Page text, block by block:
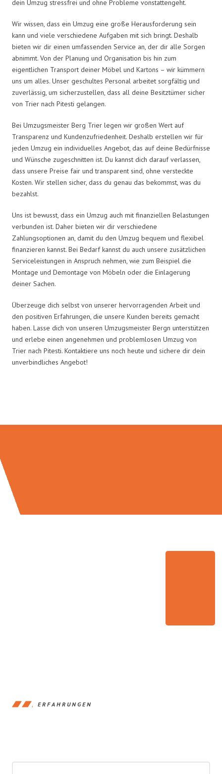
dein Umzug stressfrei und ohne Probleme vonstattengeht.
Wir wissen, dass ein Umzug eine große Herausforderung sein
kann und viele verschiedene Aufgaben mit sich bringt. Deshalb
bieten wir dir einen umfassenden Service an, der dir alle Sorgen
abnimmt. Von der Planung und Organisation bis hin zum
eigentlichen Transport deiner Möbel und Kartons – wir kümmern
uns um alles. Unser geschultes Personal arbeitet sorgfältig und
zuverlässig, um sicherzustellen, dass all deine Besitztümer sicher
von Trier nach Pitesti gelangen.
Bei Umzugsmeister Berg Trier legen wir großen Wert auf
Transparenz und Kundenzufriedenheit. Deshalb erstellen wir für
jeden Umzug ein individuelles Angebot, das auf deine Bedürfnisse
und Wünsche zugeschnitten ist. Du kannst dich darauf verlassen,
dass unsere Preise fair und transparent sind, ohne versteckte
Kosten. Wir stellen sicher, dass du genau das bekommst, was du
bezahlst.
Uns ist bewusst, dass ein Umzug auch mit finanziellen Belastungen
verbunden ist. Daher bieten wir dir verschiedene
Zahlungsoptionen an, damit du den Umzug bequem und flexibel
finanzieren kannst. Bei Bedarf kannst du auch unsere zusätzlichen
Serviceleistungen in Anspruch nehmen, wie zum Beispiel die
Montage und Demontage von Möbeln oder die Einlagerung
deiner Sachen.
Überzeuge dich selbst von unserer hervorragenden Arbeit und
den positiven Erfahrungen, die unsere Kunden bereits gemacht
haben. Lasse dich von unseren Umzugsmeister Bergn unterstützen
und erlebe einen angenehmen und problemlosen Umzug von
Trier nach Pitesti. Kontaktiere uns noch heute und sichere dir dein
unverbindliches Angebot!
ERFAHRUNGEN